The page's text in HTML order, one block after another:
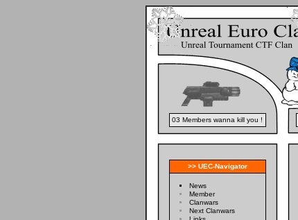
03 Members wanna kill you !
>> UEC-Navigator
News
Member
Clanwars
Next Clanwars